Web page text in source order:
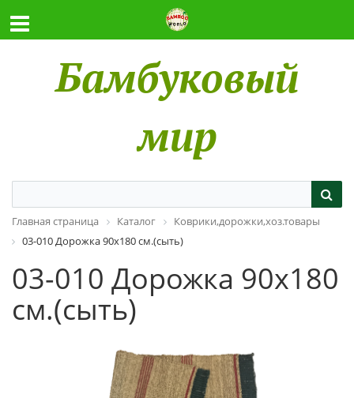
Бамбуковый
мир
Главная страница Каталог
Коврики,дорожки,хоз.товары
03-010 Дорожка 90х180 см.(сыть)
03-010 Дорожка 90х180
см.(сыть)